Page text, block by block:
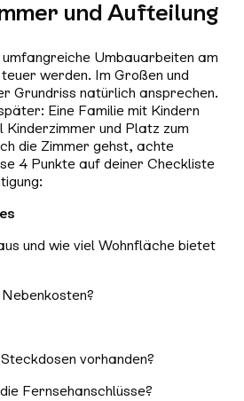
und Aufteilung
Umbauarbeiten am
werden. Im Großen und
Grundriss natürlich ansprechen.
Eine Familie mit Kindern
Kinderzimmer und Platz zum
die Zimmer gehst, achte
4 Punkte auf deiner Checkliste
und wie viel Wohnfläche bietet
vorhanden?
Fernsehanschlüsse?